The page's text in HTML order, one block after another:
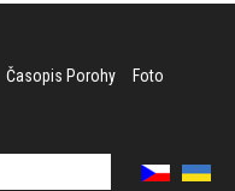
Časopis Porohy Foto